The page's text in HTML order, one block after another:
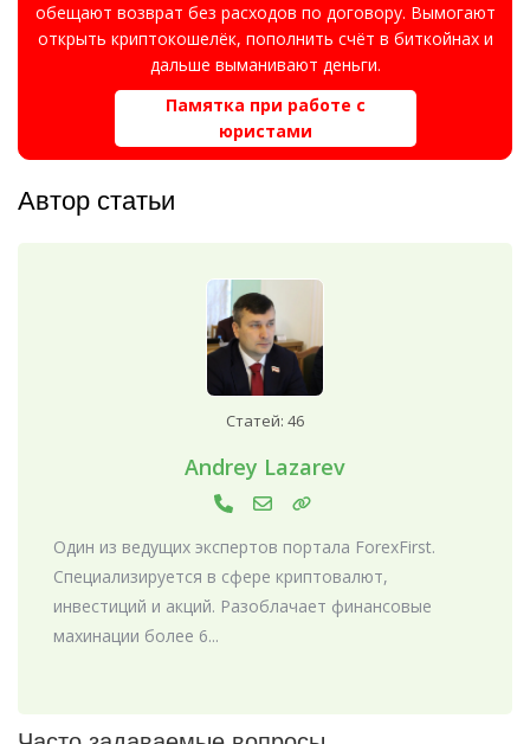
обещают возврат без расходов по договору. Вымогают
открыть криптокошелёк, пополнить счёт в биткойнах и
дальше выманивают деньги.
Памятка при работе с
юристами
Автор статьи
Статей: 46
Andrey Lazarev
Один из ведущих экспертов портала ForexFirst.
Специализируется в сфере криптовалют,
инвестиций и акций. Разоблачает финансовые
махинации более 6...